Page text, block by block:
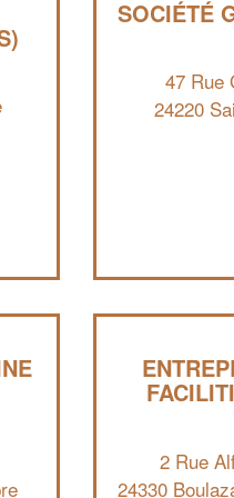
SOCIÉTÉ
47 Rue
24220
2 Rue
24330
✕